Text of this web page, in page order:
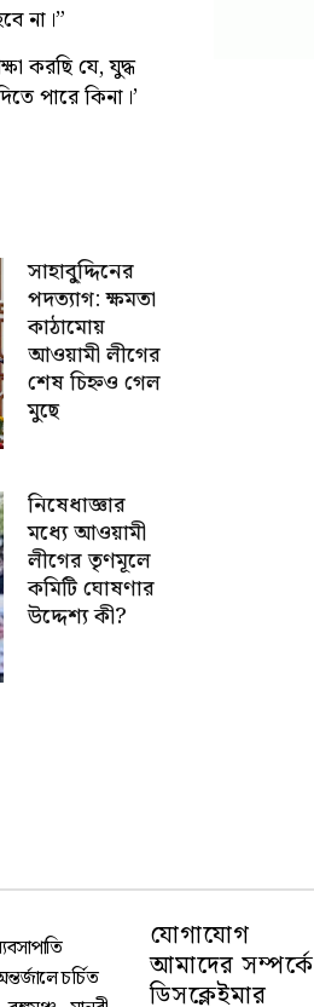
না।”
করছি যে, যুদ্ধ
পারে কিনা।’
সাহাবু্দ্দিনের
পদত্যাগ: ক্ষমতা
কাঠামোয়
আওয়ামী লীগের
শেষ চিহ্নও গেল
মুছে
নিষেধাজ্ঞার
মধ্যে আওয়ামী
লীগের তৃণমূলে
কমিটি ঘোষণার
উদ্দেশ্য কী?
চর্চিত
যোগাযোগ
আমাদের সম্পর্কে
ডিসক্লেইমার